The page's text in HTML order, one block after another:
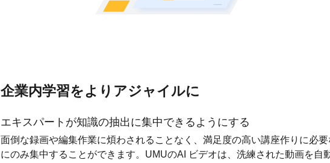
企業内学習をよりアジャイルに
エキスパートが知識の抽出に集中できるようにする
面倒な録画や編集作業に煩わされることなく、満足度の高い講座作りに必
にのみ集中することができます。UMUのAI ビデオは、洗練された動画を自